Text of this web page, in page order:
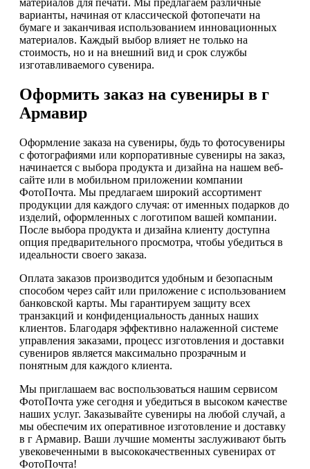
материалов для печати. Мы предлагаем различные
варианты, начиная от классической фотопечати на
бумаге и заканчивая использованием инновационных
материалов. Каждый выбор влияет не только на
стоимость, но и на внешний вид и срок службы
изготавливаемого сувенира.
Оформить заказ на сувениры в г
Армавир
Оформление заказа на сувениры, будь то фотосувениры
с фотографиями или корпоративные сувениры на заказ,
начинается с выбора продукта и дизайна на нашем веб-
сайте или в мобильном приложении компании
ФотоПочта. Мы предлагаем широкий ассортимент
продукции для каждого случая: от именных подарков до
изделий, оформленных с логотипом вашей компании.
После выбора продукта и дизайна клиенту доступна
опция предварительного просмотра, чтобы убедиться в
идеальности своего заказа.
Оплата заказов производится удобным и безопасным
способом через сайт или приложение с использованием
банковской карты. Мы гарантируем защиту всех
транзакций и конфиденциальность данных наших
клиентов. Благодаря эффективно налаженной системе
управления заказами, процесс изготовления и доставки
сувениров является максимально прозрачным и
понятным для каждого клиента.
Мы приглашаем вас воспользоваться нашим сервисом
ФотоПочта уже сегодня и убедиться в высоком качестве
наших услуг. Заказывайте сувениры на любой случай, а
мы обеспечим их оперативное изготовление и доставку
в г Армавир. Ваши лучшие моменты заслуживают быть
увековеченными в высококачественных сувенирах от
ФотоПочта!